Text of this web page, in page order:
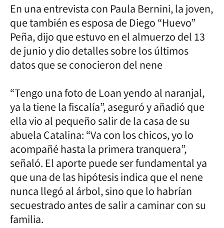
En una entrevista con Paula Bernini, la joven,
que también es esposa de Diego “Huevo”
Peña, dijo que estuvo en el almuerzo del 13
de junio y dio detalles sobre los últimos
datos que se conocieron del nene
“Tengo una foto de Loan yendo al naranjal,
ya la tiene la fiscalía”, aseguró y añadió que
ella vio al pequeño salir de la casa de su
abuela Catalina: “Va con los chicos, yo lo
acompañé hasta la primera tranquera”,
señaló. El aporte puede ser fundamental ya
que una de las hipótesis indica que el nene
nunca llegó al árbol, sino que lo habrían
secuestrado antes de salir a caminar con su
familia.